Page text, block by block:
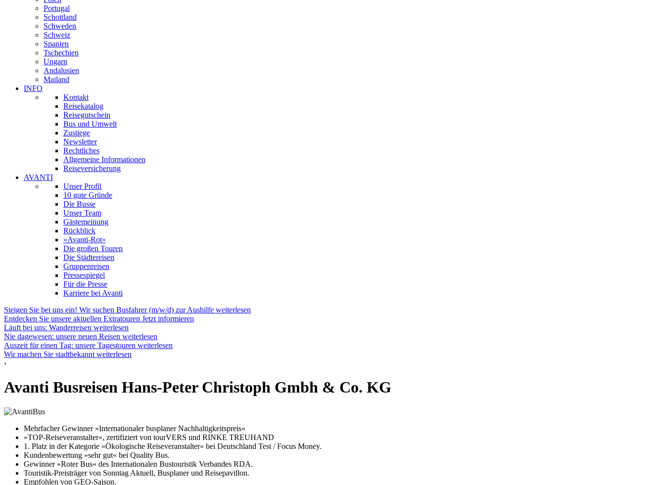
Portugal
Schottland
Schweden
Schweiz
Spanien
Tschechien
Ungarn
Andalusien
Mailand
INFO
Kontakt
Reisekatalog
Reisegutschein
Bus und Umwelt
Zustiege
Newsletter
Rechtliches
Allgemeine Informationen
Reiseversicherung
AVANTI
Unser Profil
10 gute Gründe
Die Busse
Unser Team
Gästemeinung
Rückblick
»Avanti-Rot«
Die großen Touren
Die Städtereisen
Gruppenreisen
Pressespiegel
Für die Presse
Karriere bei Avanti
Steigen Sie bei uns ein! Wir suchen Busfahrer (m/w/d) zur Aushilfe weiterlesen
Entdecken Sie unsere aktuellen Extratouren Jetzt informieren
Läuft bei uns: Wanderreisen weiterlesen
Nie dagewesen: unsere neuen Reisen weiterlesen
Auszeit für einen Tag: unsere Tagestouren weiterlesen
Wir machen Sie stadtbekannt weiterlesen
›
Avanti Busreisen Hans-Peter Christoph Gmbh & Co. KG
Mehrfacher Gewinner »Internationaler busplaner Nachhaltigkeitspreis«
»TOP-Reiseveranstalter«, zertifiziert von tourVERS und RINKE TREUHAND
1. Platz in der Kategorie »Ökologische Reiseveranstalter« bei Deutschland Test / Focus Money.
Kundenbewertung »sehr gut« bei Quality Bus.
Gewinner »Roter Bus« des Internationalen Bustouristik Verbandes RDA.
Touristik-Preisträger von Sonntag Aktuell, Busplaner und Reisepavillon.
Empfohlen von GEO-Saison.